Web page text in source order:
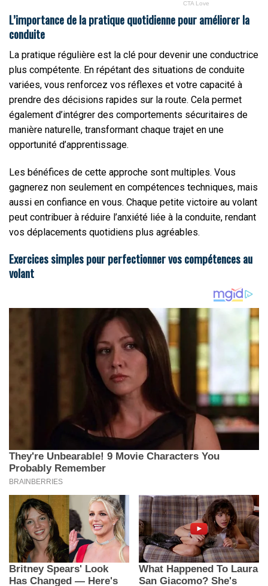
L’importance de la pratique quotidienne pour améliorer la
conduite
La pratique régulière est la clé pour devenir une conductrice
plus compétente. En répétant des situations de conduite
variées, vous renforcez vos réflexes et votre capacité à
prendre des décisions rapides sur la route. Cela permet
également d’intégrer des comportements sécuritaires de
manière naturelle, transformant chaque trajet en une
opportunité d’apprentissage.
Les bénéfices de cette approche sont multiples. Vous
gagnerez non seulement en compétences techniques, mais
aussi en confiance en vous. Chaque petite victoire au volant
peut contribuer à réduire l’anxiété liée à la conduite, rendant
vos déplacements quotidiens plus agréables.
Exercices simples pour perfectionner vos compétences au
volant